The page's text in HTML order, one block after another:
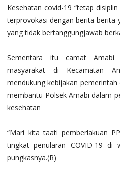
Kesehatan covid-19 “tetap
terprovokasi dengan berita-berita
yang tidak bertanggungjawab
Sementara itu camat Amabi
masyarakat di Kecamatan
mendukung kebijakan
membantu Polsek Amabi dalam
kesehatan
“Mari kita taati pemberlakuan
tingkat penularan COVID-19 di
pungkasnya.(R)